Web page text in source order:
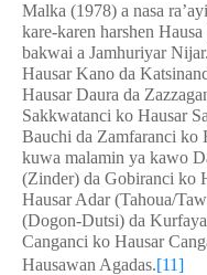
Malka (1978) a nasa
kare-karen harshen
bakwai a Jamhuriyar
Hausar Kano da
Hausar Daura da
Sakkwatanci ko Hausar
Bauchi da Zamfaranci ko
kuwa malamin ya kawo
(Zinder) da Gobiranci ko
Hausar Adar (Tahoua/
(Dogon-Dutsi) da
Canganci ko Hausar
Hausawan Agadas.[11]